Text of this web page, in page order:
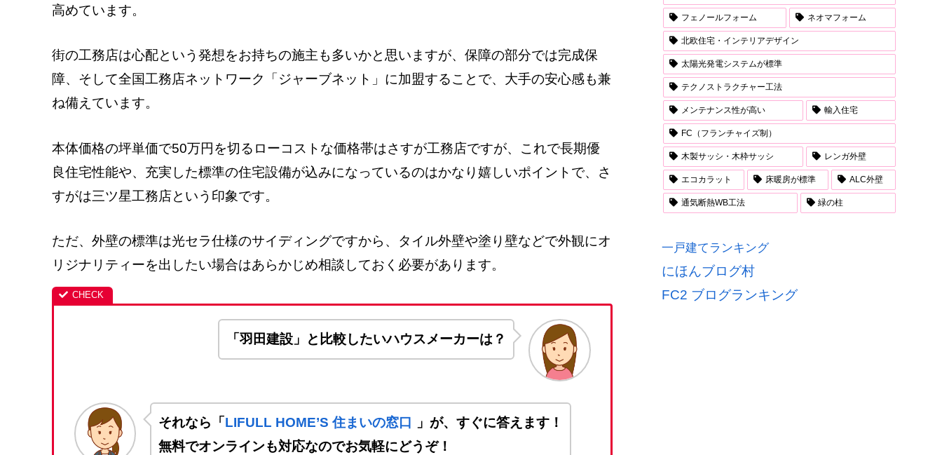
高めています。
街の工務店は心配という発想をお持ちの施主も多いかと思いますが、保障の部分では完成保
障、そして全国工務店ネットワーク「ジャーブネット」に加盟することで、大手の安心感も兼
ね備えています。
本体価格の坪単価で50万円を切るローコストな価格帯はさすが工務店ですが、これで長期優
良住宅性能や、充実した標準の住宅設備が込みになっているのはかなり嬉しいポイントで、さ
すがは三ツ星工務店という印象です。
ただ、外壁の標準は光セラ仕様のサイディングですから、タイル外壁や塗り壁などで外観にオ
リジナリティーを出したい場合はあらかじめ相談しておく必要があります。
「羽田建設」と比較したいハウスメーカーは？
それなら「 LIFULL HOME’S 住まいの窓口
」が、すぐに答えます！
無料でオンラインも対応なのでお気軽にどうぞ！
フェノールフォーム ネオマフォーム
北欧住宅・インテリアデザイン
太陽光発電システムが標準
テクノストラクチャー工法
メンテナンス性が高い 輸入住宅
FC（フランチャイズ制）
木製サッシ・木枠サッシ レンガ外壁
エコカラット 床暖房が標準 ALC外壁
通気断熱WB工法 緑の柱
一戸建てランキング
にほんブログ村
FC2 ブログランキング